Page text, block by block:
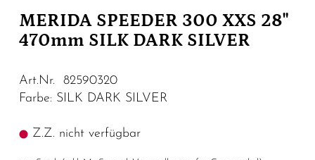
MERIDA SPEEDER 300 XXS 28"
470mm SILK DARK SILVER
Art.Nr. 82590320
Farbe: SILK DARK SILVER
Z.Z. nicht verfügbar